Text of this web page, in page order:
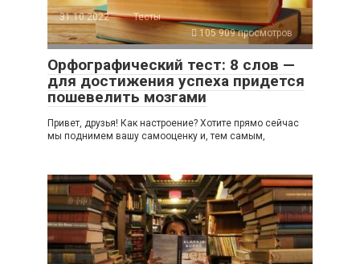
31.10.2022
Тесты
105 909 просмотров
Орфографический тест: 8 слов —
для достижения успеха придется
пошевелить мозгами
Привет, друзья! Как настроение? Хотите прямо сейчас
мы поднимем вашу самооценку и, тем самым,